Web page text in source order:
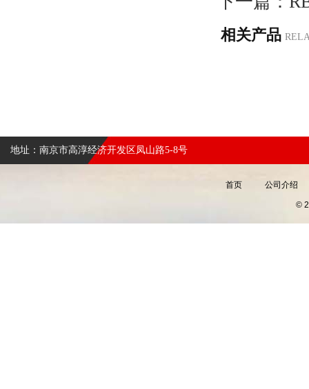
相关产品
地址：南京市高淳经济开发区凤山路5-8号
首页 公司介绍
©